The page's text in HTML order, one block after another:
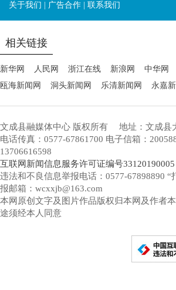
关于我们 广告合作 联系我们
相关链接
新华网 人民网 浙江在线 新浪网 中华网
瓯海新闻网
洞头新闻网 乐清新闻网 永嘉
文成县融媒体中心 版权所有
地址：文成县
电话传真：0577-67861700 电子信箱：
13706616598
互联网新闻信息服务许可证编号33120190005
违法和不良信息举报电话：0577-67898890
报邮箱：wcxxjb@163.com
本网原创文字及图片作品版权归本网及作者
途须经本人同意